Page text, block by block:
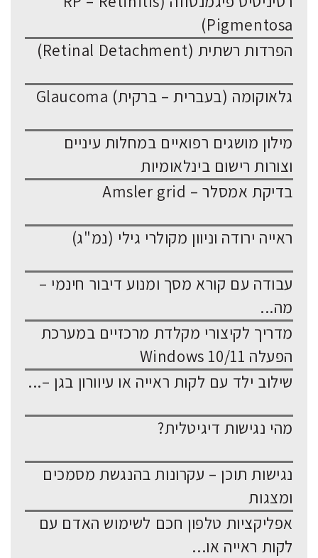
Pigmentosa)
הפרדות רשתית (Retinal Detachment)
גלאוקומה (בעברית – ברקית) Glaucoma
מילון מושגים רפואיים במחלות עיניים
וצורות רישום בינלאומיות
בדיקת אמסלר – Amsler grid
ראייה ירודה וניוון מקולרי גילי (נמ"ג)
עבודה עם קורא מסך ומנוע דיבור חינמי –
מה...
מדריך לקיצורי מקלדת מרכזיים במערכת
הפעלה Windows 10/11
שילוב ילד עם לקות ראייה או עיוורון בגן –...
מהי נגישות דיגיטלית?
נגישות תוכן – עקרונות בהנגשת מסמכים
ומצגות
אפליקציות טלפון חכם לשימוש האדם עם
לקות ראייה או...